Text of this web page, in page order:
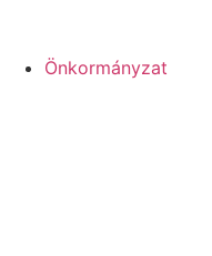
Önkormányzat